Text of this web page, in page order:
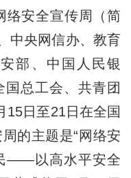
安全宣传周（简
中央网信办、教育
部、中国人民银
国总工会、共青团
15日至21日在全国
的主题是“网络安
——以高水平安全